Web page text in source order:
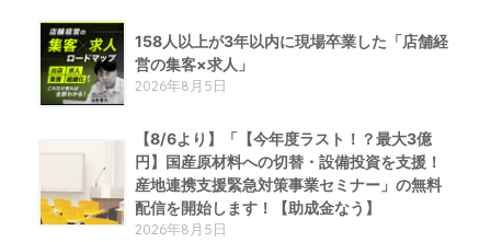
158人以上が3年以内に現場卒業した「店舗経
営の集客×求人」
2026年8月5日
【8/6より】「【今年度ラスト！？最大3億
円】国産原材料への切替・設備投資を支援！
産地連携支援緊急対策事業セミナー」の無料
配信を開始します！【助成金なう】
2026年8月5日